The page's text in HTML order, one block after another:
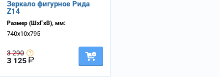
Зеркало фигурное Рида
Z14
Размер (ШхГхВ), мм:
740х10х795
3 290
3 125